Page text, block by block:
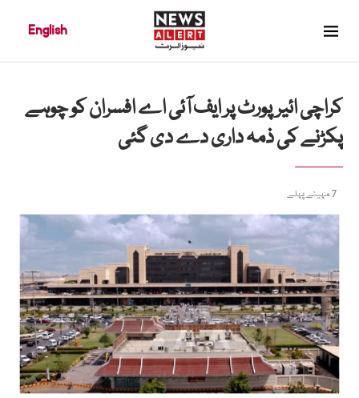
English
کراچی ائیرپورٹ پر ایف آئی اے افسران کو چوہے
پکڑنے کی ذمہ داری دے دی گئی
7 مہینے پہلے